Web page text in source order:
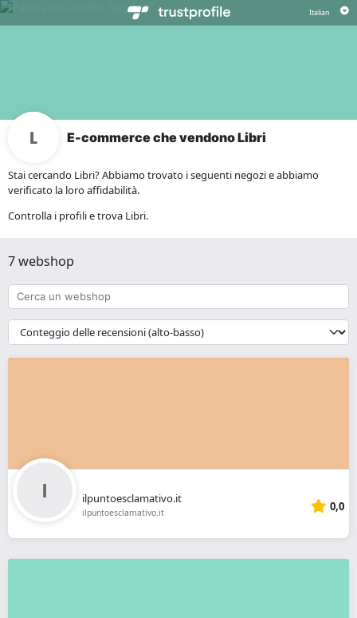
E-commerce che vendono Libri
Stai cercando Libri? Abbiamo trovato i seguenti negozi e abbiamo
verificato la loro affidabilità.
Controlla i profili e trova Libri.
7 webshop
Cerca
un
webshop
{{
__('Sort')
}}
ilpuntoesclamativo.it
ilpuntoesclamativo.it 0,0